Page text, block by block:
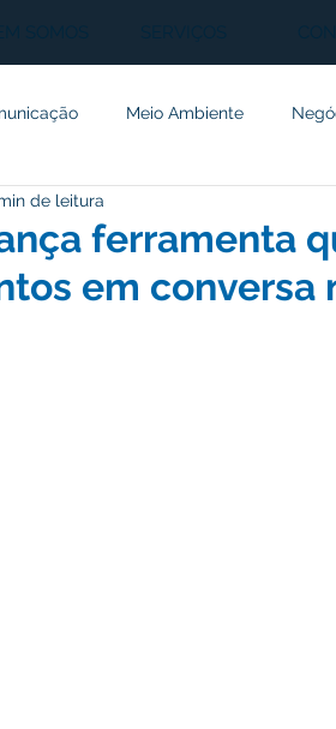
Meio Ambiente
Artificial
Ciência Agricultura
ferramenta
em conversa
de leitura